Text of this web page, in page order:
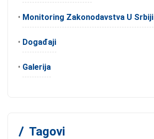
• Monitoring Zakonodavstva U Srbiji
• Događaji
• Galerija
Tagovi